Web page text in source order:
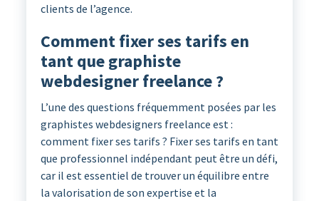
clients de l’agence.
Comment fixer ses tarifs en
tant que graphiste
webdesigner freelance ?
L’une des questions fréquemment posées par les
graphistes webdesigners freelance est :
comment fixer ses tarifs ? Fixer ses tarifs en tant
que professionnel indépendant peut être un défi,
car il est essentiel de trouver un équilibre entre
la valorisation de son expertise et la